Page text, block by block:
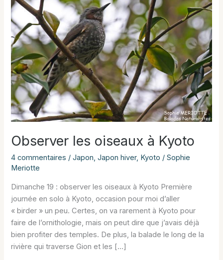
Observer les oiseaux à Kyoto
4 commentaires /Japon,Japon hiver, Kyoto /Sophie
Meriotte
Dimanche 19 : observer les oiseaux à Kyoto Première
journée en solo à Kyoto, occasion pour moi d’aller
« birder » un peu. Certes, on va rarement à Kyoto pour
faire de l’ornithologie, mais on peut dire que j’avais déjà
bien profiter des temples. De plus, la balade le long de la
rivière qui traverse Gion et les […]